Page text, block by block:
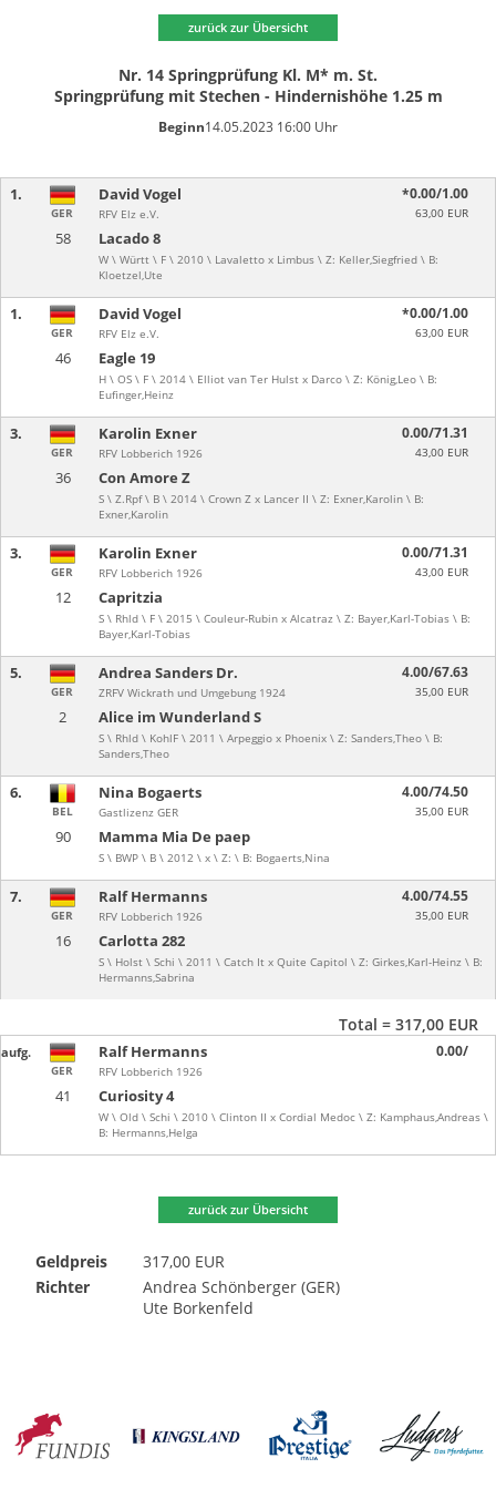
zurück zur Übersicht
Nr. 14 Springprüfung Kl. M* m. St.
Springprüfung mit Stechen - Hindernishöhe 1.25 m
Beginn14.05.2023 16:00 Uhr
1.
58 Lacado 8
W \ Württ \ F \ 2010 \ Lavaletto x Limbus \ Z: Keller,Siegfried \ B:
Kloetzel,Ute
GER
David Vogel
RFV Elz e.V.
*0.00/1.00
63,00 EUR
1.
46 Eagle 19
H \ OS \ F \ 2014 \ Elliot van Ter Hulst x Darco \ Z: König,Leo \ B:
Eufinger,Heinz
GER
David Vogel
RFV Elz e.V.
*0.00/1.00
63,00 EUR
3.
36 Con Amore Z
S \ Z.Rpf \ B \ 2014 \ Crown Z x Lancer II \ Z: Exner,Karolin \ B:
Exner,Karolin
GER
Karolin Exner
RFV Lobberich 1926
0.00/71.31
43,00 EUR
3.
12 Capritzia
S \ Rhld \ F \ 2015 \ Couleur-Rubin x Alcatraz \ Z: Bayer,Karl-Tobias \ B:
Bayer,Karl-Tobias
GER
Karolin Exner
RFV Lobberich 1926
0.00/71.31
43,00 EUR
5.
2 Alice im Wunderland S
S \ Rhld \ KohlF \ 2011 \ Arpeggio x Phoenix \ Z: Sanders,Theo \ B:
Sanders,Theo
GER
Andrea Sanders Dr.
ZRFV Wickrath und Umgebung 1924
4.00/67.63
35,00 EUR
6.
90 Mamma Mia De paep
S \ BWP \ B \ 2012 \ x \ Z: \ B: Bogaerts,Nina
BEL
Nina Bogaerts
Gastlizenz GER
4.00/74.50
35,00 EUR
7.
16 Carlotta 282
S \ Holst \ Schi \ 2011 \ Catch It x Quite Capitol \ Z: Girkes,Karl-Heinz \ B:
Hermanns,Sabrina
GER
Ralf Hermanns
RFV Lobberich 1926
4.00/74.55
35,00 EUR
Total = 317,00 EUR
aufg.
41 Curiosity 4
W \ Old \ Schi \ 2010 \ Clinton II x Cordial Medoc \ Z: Kamphaus,Andreas \
B: Hermanns,Helga
GER
Ralf Hermanns
RFV Lobberich 1926
0.00/
zurück zur Übersicht
Geldpreis
317,00 EUR
Richter
Andrea Schönberger (GER)
Ute Borkenfeld